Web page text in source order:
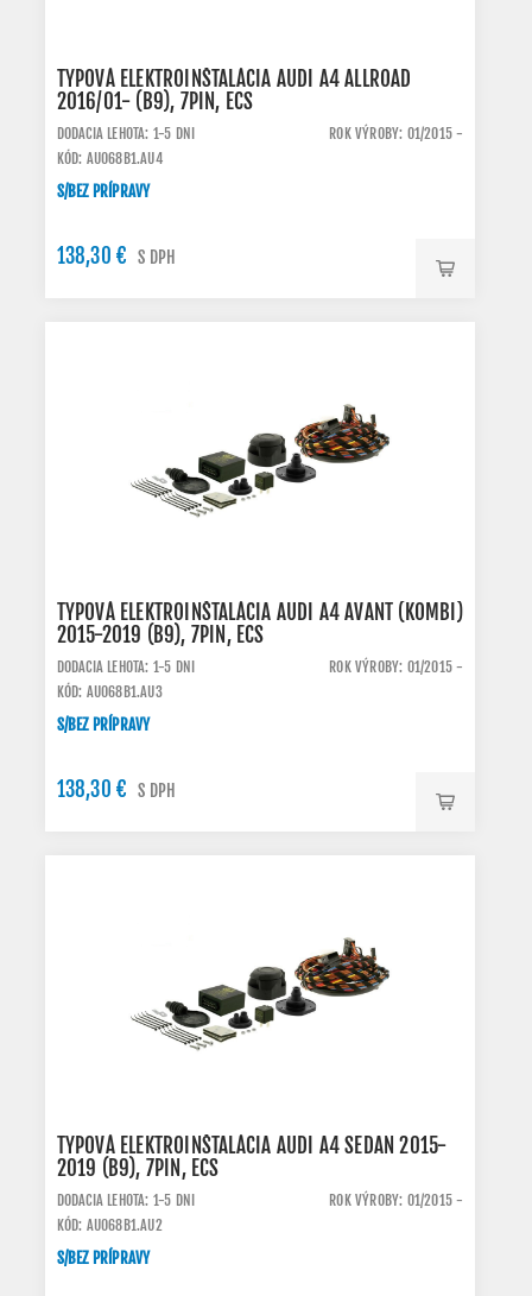
TYPOVÁ ELEKTROINŠTALÁCIA AUDI A4 ALLROAD
2016/01- (B9), 7PIN, ECS
DODACIA LEHOTA: 1-5 DNI
ROK VÝROBY: 01/2015 -
KÓD: AU068B1.AU4
S/BEZ PRÍPRAVY
138,30 € S DPH
TYPOVÁ ELEKTROINŠTALÁCIA AUDI A4 AVANT (KOMBI)
2015-2019 (B9), 7PIN, ECS
DODACIA LEHOTA: 1-5 DNI
ROK VÝROBY: 01/2015 -
KÓD: AU068B1.AU3
S/BEZ PRÍPRAVY
138,30 € S DPH
TYPOVÁ ELEKTROINŠTALÁCIA AUDI A4 SEDAN 2015-
2019 (B9), 7PIN, ECS
DODACIA LEHOTA: 1-5 DNI
ROK VÝROBY: 01/2015 -
KÓD: AU068B1.AU2
S/BEZ PRÍPRAVY